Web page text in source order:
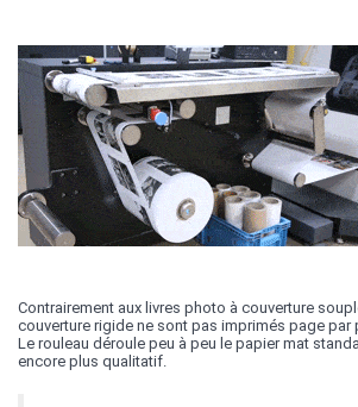
Contrairement aux livres photo à couverture
couverture rigide ne sont pas imprimés page par
Le rouleau déroule peu à peu le papier mat
encore plus qualitatif.